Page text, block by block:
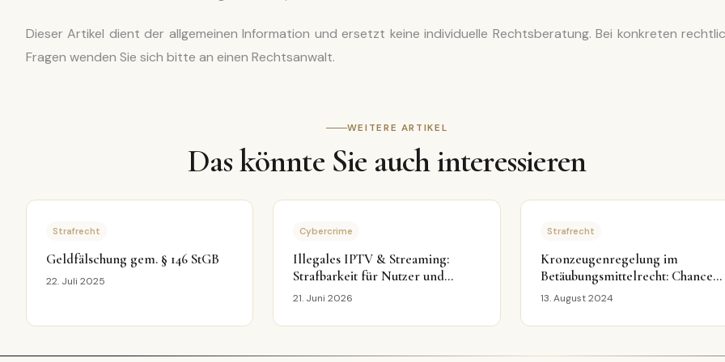
Dieser Artikel dient der allgemeinen Information und ersetzt keine individuelle Rechtsberatung. Bei konkreten
Fragen wenden Sie sich bitte an einen Rechtsanwalt.
WEITERE ARTIKEL
Das könnte Sie auch interessieren
Strafrecht
Geldfälschung gem. § 146 StGB
22. Juli 2025
Cybercrime
Illegales IPTV & Streaming:
Strafbarkeit für Nutzer und
Reseller (§§ 106, 108, 108a UrhG)
21. Juni 2026
Strafrecht
Kronzeugenregelung im
Betäubungsmittelrecht: Chancen
und Risiken für Beschuldigte
13. August 2024